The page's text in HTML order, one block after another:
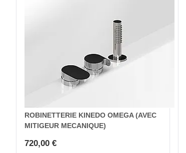
ROBINETTERIE KINEDO OMEGA (AVEC
MITIGEUR MECANIQUE)
720,00 €